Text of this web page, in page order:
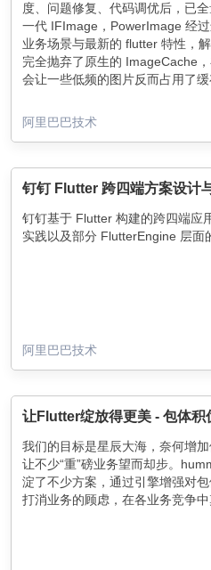
度、问题修复、代码调优后，已
一代 IFImage，PowerImage 经
业务场景与最新的 flutter 特性，
完全抛弃了原生的 ImageCache
会让一些低频的图片反而占用了
通道。
阿里巴巴技术
钉钉 Flutter 跨四端方案设计
钉钉基于 Flutter 构建的跨四端应
实践以及部分 FlutterEngine 层面
阿里巴巴技术
让Flutter绽放得更美 - 包体积
我们的目标是星辰大海，奈何增
让不少“重”磅业务望而却步。
淀了不少方案，通过引擎增强对
打消业务的顾虑，在各业务竞争中